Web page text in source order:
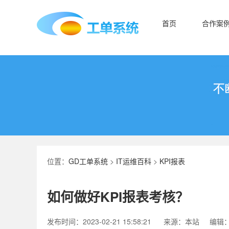
首页 合作案
位置： GD工单系统 > IT运维百科 > KPI报表
如何做好KPI报表考核？
发布时间：2023-02-21 15:58:21 来源：本站 编辑